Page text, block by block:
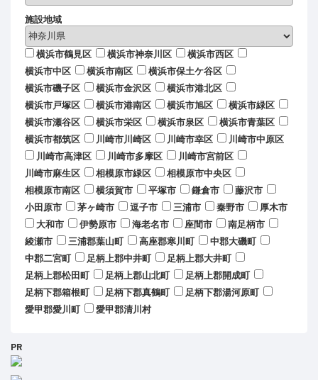
施設地域
横浜市鶴見区 横浜市神奈川区
横浜市西区
横浜市中区
横浜市南区
横浜市保土ケ谷区
横浜市磯子区
横浜市金沢区
横浜市港北区
横浜市戸塚区
横浜市港南区 横浜市旭区
横浜市緑区
横浜市瀬谷区
横浜市栄区 横浜市泉区
横浜市青葉区
横浜市都筑区
川崎市川崎区 川崎市幸区
川崎市中原区
川崎市高津区
川崎市多摩区
川崎市宮前区
川崎市麻生区
相模原市緑区
相模原市中央区
相模原市南区
横須賀市 平塚市 鎌倉市
藤沢市
小田原市
茅ヶ崎市 逗子市 三浦市 秦野市
厚木市
大和市
伊勢原市 海老名市 座間市
南足柄市
綾瀬市
三浦郡葉山町 高座郡寒川町
中郡大磯町
中郡二宮町
足柄上郡中井町
足柄上郡大井町
足柄上郡松田町
足柄上郡山北町
足柄上郡開成町
足柄下郡箱根町
足柄下郡真鶴町
足柄下郡湯河原町
愛甲郡愛川町
愛甲郡清川村
PR